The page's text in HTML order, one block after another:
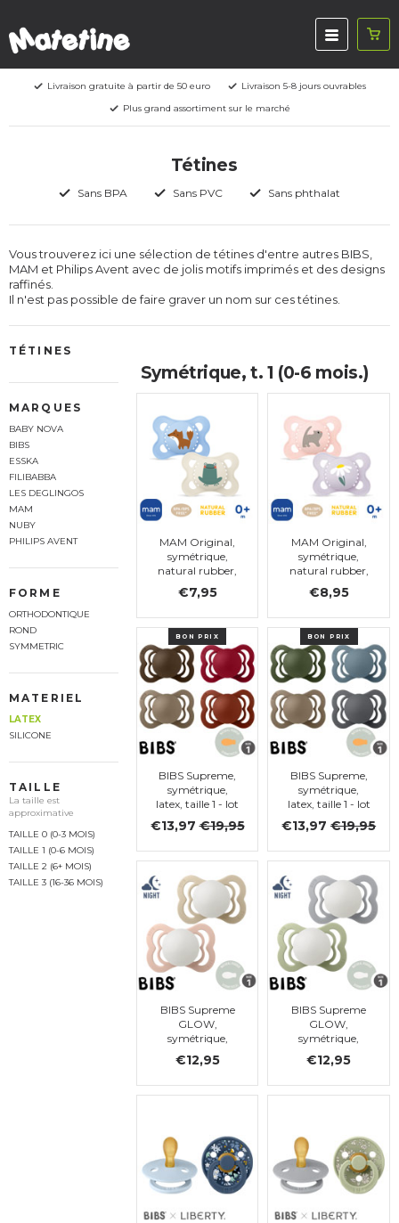
Livraison gratuite à partir de 50 euro
Livraison 5-8 jours ouvrables
Plus grand assortiment sur le marché
Tétines
Sans BPA Sans PVC Sans phthalat
Vous trouverez ici une sélection de tétines d'entre autres BIBS,
MAM et Philips Avent avec de jolis motifs imprimés et des designs
raffinés.
Il n'est pas possible de faire graver un nom sur ces tétines.
TÉTINES
MARQUES
BABY NOVA
BIBS
ESSKA
FILIBABBA
LES DEGLINGOS
MAM
NUBY
PHILIPS AVENT
FORME
ORTHODONTIQUE
ROND
SYMMETRIC
MATERIEL
LATEX
SILICONE
TAILLE
La taille est
approximative
TAILLE 0 (0-3 MOIS)
TAILLE 1 (0-6 MOIS)
TAILLE 2 (6+ MOIS)
TAILLE 3 (16-36 MOIS)
Symétrique, t. 1 (0-6 mois.)
MAM Original,
symétrique,
natural rubber,
€7,95
MAM Original,
symétrique,
natural rubber,
€8,95
BON PRIX
BIBS Supreme,
symétrique,
latex, taille 1 - lot
de 4 (Mocha,
Dark oak, Ruby,
€13,97 €19,95
BON PRIX
BIBS Supreme,
symétrique,
latex, taille 1 - lot
de 4 (Petrol,
Iron, Hunter
Oak)
€13,97 €19,95
BIBS Supreme
GLOW,
symétrique,
(taille 1)
€12,95
BIBS Supreme
GLOW,
symétrique,
(taille 1)
€12,95